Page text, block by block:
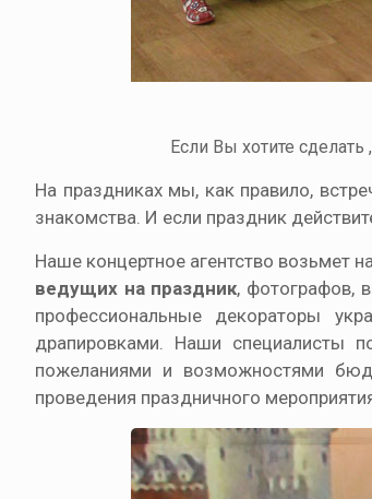
Если Вы хотите
На праздниках мы, как правило,
знакомства. И если праздник
Наше концертное агентство возьмет
ведущих на праздник, фотографов,
профессиональные декораторы
драпировками. Наши специалисты
пожеланиями и возможностями
проведения праздничного